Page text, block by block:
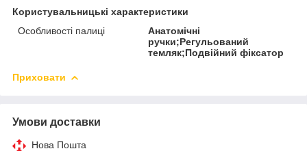
Користувальницькі характеристики
Особливості палиці
Анатомічні
ручки;Регульований
темляк;Подвійний фіксатор
Приховати
Умови доставки
Нова Пошта